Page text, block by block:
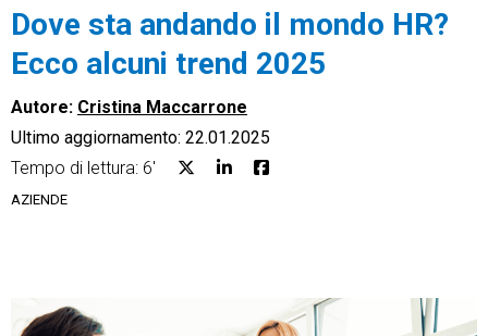
CRM
Fatturazione
Dove sta andando il mondo HR?
Ecco alcuni trend 2025
Autore: Cristina Maccarrone
Ultimo aggiornamento: 22.01.2025
Tempo di lettura: 6'
AZIENDE